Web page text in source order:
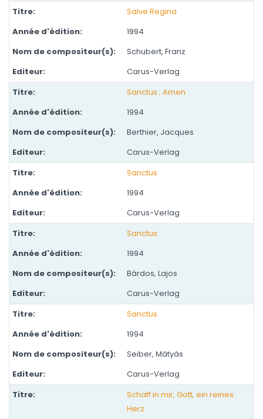
Salve Regina
1994
Schubert, Franz
Carus-Verlag
Sanctus ; Amen
1994
Berthier, Jacques
Carus-Verlag
Sanctus
1994
Carus-Verlag
Sanctus
1994
Bárdos, Lajos
Carus-Verlag
Sanctus
1994
Seiber, Mátyás
Carus-Verlag
Schaff in mir, Gott, ein reines
Herz